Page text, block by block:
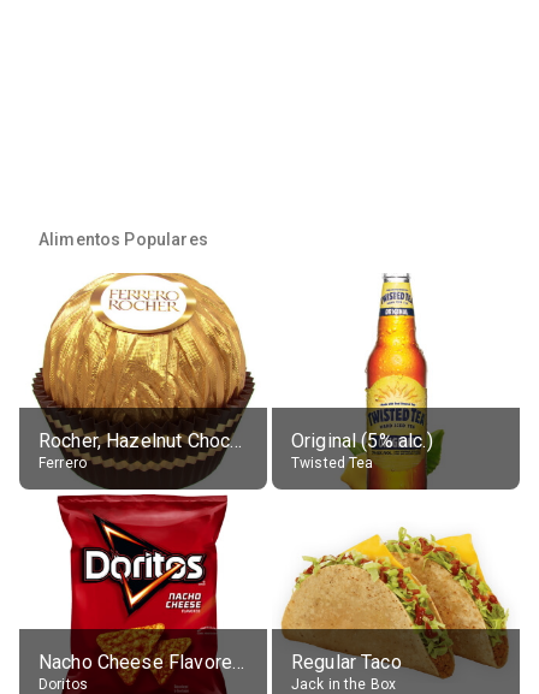
Alimentos Populares
Rocher, Hazelnut Chocolate Ball
Ferrero
Original (5% alc.)
Twisted Tea
Nacho Cheese Flavored Tortilla Chips
Doritos
Regular Taco
Jack in the Box